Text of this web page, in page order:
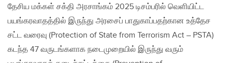
தேசிய மக்கள் சக்தி அரசாங்கம் 2025 டிசம்பரில் வெளியிட்ட
பயங்கரவாதத்தில் இருந்து அரசைப் பாதுகாப்பதற்கான உத்தேச
சட்ட வரைவு (Protection of State from Terrorism Act – PSTA)
கடந்த 47 வருடங்களாக நடைமுறையில் இருந்து வரும்